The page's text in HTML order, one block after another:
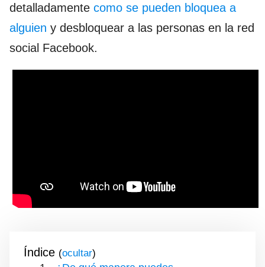
detalladamente como se pueden bloquea a
alguien y desbloquear a las personas en la red
social Facebook.
Índice ( )